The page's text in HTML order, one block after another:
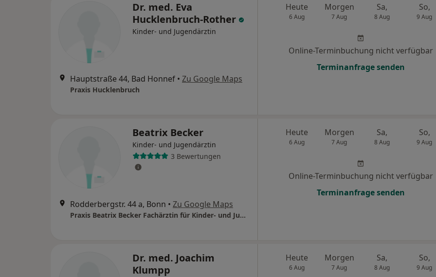
Dr. med. Eva
Hucklenbruch-Rother
Kinder- und Jugendärztin
Hauptstraße 44, Bad Honnef • Zu Google Maps
Praxis Hucklenbruch
Heute
6 Aug
Morgen
7 Aug
Sa,
8 Aug
So,
9 Aug
Online-Terminbuchung nicht verfügbar
Terminanfrage senden
Beatrix Becker
Kinder- und Jugendärztin
3 Bewertungen
Rodderbergstr. 44 a, Bonn • Zu Google Maps
Praxis Beatrix Becker Fachärztin für Kinder- und Jugendmedizin
Heute
6 Aug
Morgen
7 Aug
Sa,
8 Aug
So,
9 Aug
Online-Terminbuchung nicht verfügbar
Terminanfrage senden
Dr. med. Joachim
Klumpp
Heute
6 Aug
Morgen
7 Aug
Sa,
8 Aug
So,
9 Aug